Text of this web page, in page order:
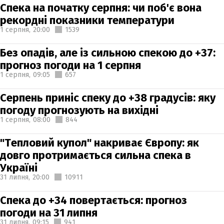
Спека на початку серпня: чи поб'є вона
рекордні показники температури
1 серпня, 20:00 1539
Без опадів, але із сильною спекою до +37:
прогноз погоди на 1 серпня
1 серпня, 09:05 657
Серпень приніс спеку до +38 градусів: яку
погоду прогнозують на вихідні
1 серпня, 08:00 844
"Тепловий купол" накриває Європу: як
довго протримається сильна спека в
Україні
31 липня, 20:00 10911
Спека до +34 повертається: прогноз
погоди на 31 липня
31 липня, 09:15 941